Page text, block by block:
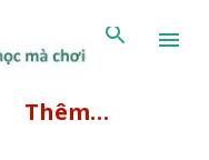
Thêm…